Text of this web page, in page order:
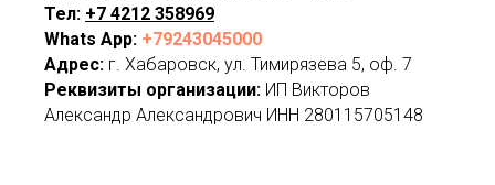
Тел: +7 4212 358969
Whats App: +79243045000
Адрес: г. Хабаровск, ул. Тимирязева 5, оф. 7
Реквизиты организации: ИП Викторов
Александр Александрович ИНН 280115705148